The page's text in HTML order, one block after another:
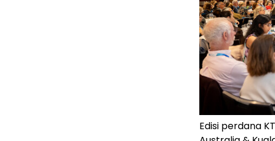
Edisi perdana